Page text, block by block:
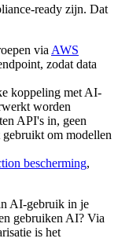
ready zijn. Dat
via AWS
zodat data
koppeling met AI-
worden
API's in, geen
om modellen
bescherming,
AI-gebruik in je
gebruiken AI? Via
is het